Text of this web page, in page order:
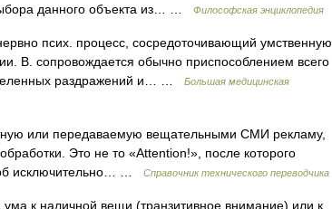
данного объекта из… …
Философская энциклопедия
псих. процесс, сосредоточивающий умственную
В. сопровождается обычно приспособлением всего
раздражений и… …
Большая медицинская
или передаваемую вещательными СМИ рекламу,
Это не то «Attention!», после которого
исключительно… …
Справочник технического переводчика
к наличной вещи (транзитивное внимание) или к